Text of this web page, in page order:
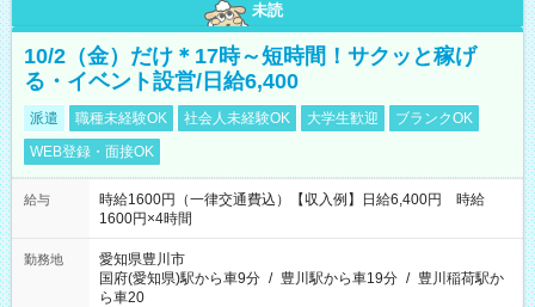
未読
10/2（金）だけ＊17時～短時間！サクッと稼げ
る・イベント設営/日給6,400
派遣 職種未経験OK 社会人未経験OK 大学生歓迎
ブランクOK
WEB登録・面接OK
給与
時給1600円（一律交通費込）【収入例】日給6,400円 時給
1600円×4時間
勤務地
愛知県豊川市
国府(愛知県)駅から車9分 / 豊川駅から車19分 / 豊川稲荷駅か
ら車20